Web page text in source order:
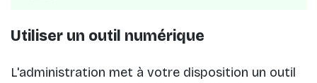
Utiliser un outil numérique
L'administration met à votre disposition un outil